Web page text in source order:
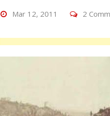
Mar 12, 2011 2